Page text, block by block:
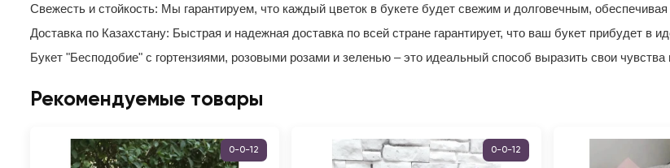
Свежесть и стойкость: Мы гарантируем, что каждый цветок в букете будет свежим и долговечным,
Доставка по Казахстану: Быстрая и надежная доставка по всей стране гарантирует, что ваш букет прибудет в
Букет "Бесподобие" с гортензиями, розовыми розами и зеленью – это идеальный способ выразить свои
Рекомендуемые товары
0-0-12 0-0-12